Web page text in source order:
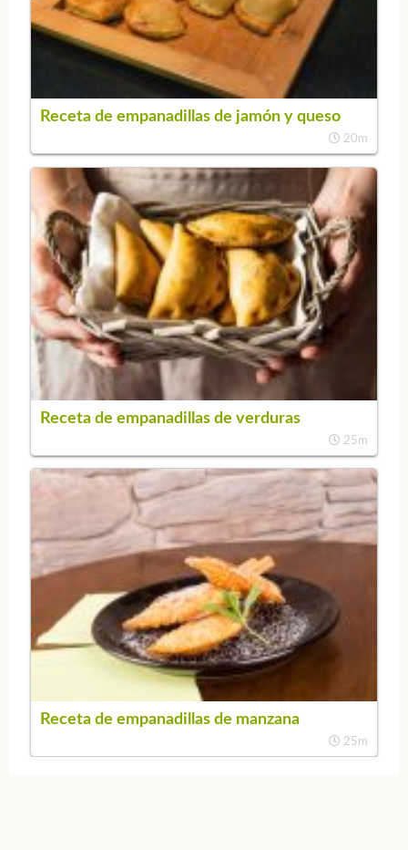
Receta de empanadillas de jamón y queso
20m
Receta de empanadillas de verduras
25m
Receta de empanadillas de manzana
25m